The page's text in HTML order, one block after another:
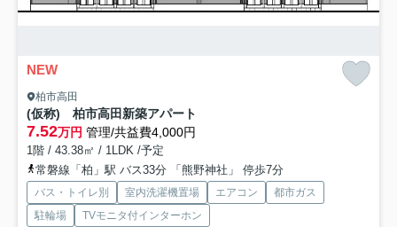
NEW
柏市高田
(仮称) 柏市高田新築アパート
7.52万円 管理/共益費4,000円
1階 / 43.38㎡ / 1LDK /予定
常磐線「柏」駅 バス33分 「熊野神社」 停歩7分
バス・トイレ別 室内洗濯機置場 エアコン
都市ガス
駐輪場
TVモニタ付インターホン